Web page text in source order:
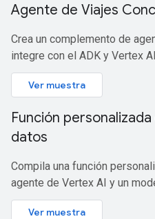
Agente de Viajes
Crea un complemento de
integre con el ADK y Vertex
Ver muestra
Función
datos
Compila una función
agente de Vertex AI y un
Ver muestra